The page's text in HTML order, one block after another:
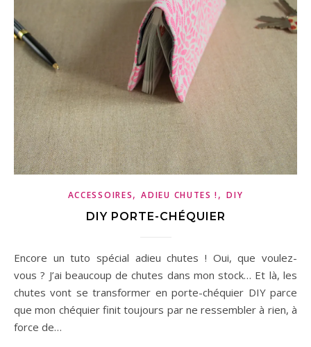
ACCESSOIRES,ADIEU CHUTES !,DIY
DIY PORTE-CHÉQUIER
Encore un tuto spécial adieu chutes ! Oui, que voulez-
vous ? J’ai beaucoup de chutes dans mon stock… Et là, les
chutes vont se transformer en porte-chéquier DIY parce
que mon chéquier finit toujours par ne ressembler à rien, à
force de…